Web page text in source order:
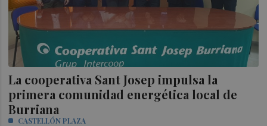
La cooperativa Sant Josep impulsa la
primera comunidad energética local de
Burriana
CASTELLÓN PLAZA